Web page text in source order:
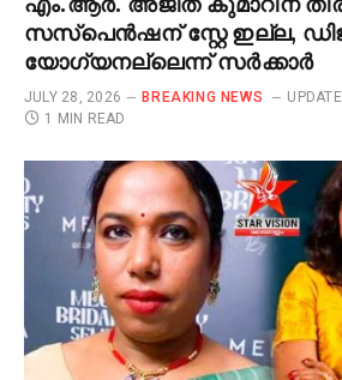
സസ്‌പെൻഷന് സ്റ്റേ ഇല്ല,
യോഗ്യനല്ലെന്ന് സർക്കാർ
JULY 28, 2026 BREAKING NEWS
1 MIN READ